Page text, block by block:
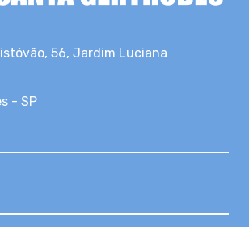
56, Jardim Luciana
- SP